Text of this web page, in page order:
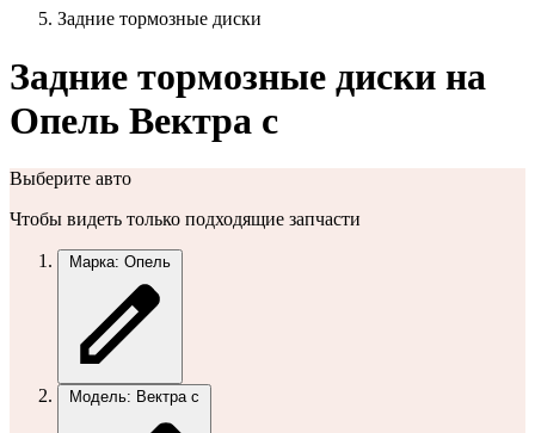
Задние тормозные диски
Задние тормозные диски на
Опель Вектра с
Выберите авто
Чтобы видеть только подходящие запчасти
Марка: Опель
Модель: Вектра с